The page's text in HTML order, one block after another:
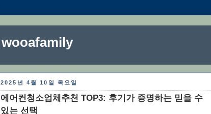
wooafamily
2025년 4월 10일 목요일
에어컨청소업체추천 TOP3: 후기가 증명하는 믿을 수
있는 선택